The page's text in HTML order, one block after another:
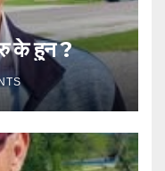
के हुन ?